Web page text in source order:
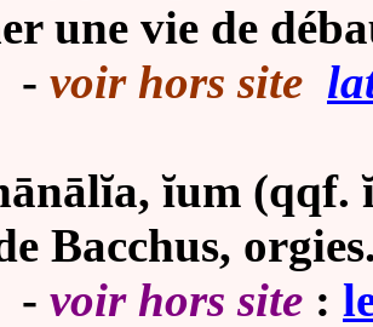
une vie de
voir hors site
ĭum (qqf.
Bacchus,
voir hors site :